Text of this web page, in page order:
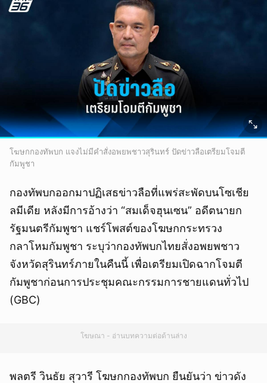
โฆษกกองทัพบก แจงไม่มีคำสั่งอพยพชาวสุรินทร์ ปัดข่าวลือเตรียมโจมตี
กัมพูชา
กองทัพบกออกมาปฏิเสธข่าวลือที่แพร่สะพัดบนโซเชีย
ลมีเดีย หลังมีการอ้างว่า “สมเด็จฮุนเซน” อดีตนายก
รัฐมนตรีกัมพูชา แชร์โพสต์ของโฆษกกระทรวง
กลาโหมกัมพูชา ระบุว่ากองทัพบกไทยสั่งอพยพชาว
จังหวัดสุรินทร์ภายในคืนนี้ เพื่อเตรียมเปิดฉากโจมตี
กัมพูชาก่อนการประชุมคณะกรรมการชายแดนทั่วไป
(GBC)
โฆษณา - อ่านบทความต่อด้านล่าง
พลตรี วินธัย สุวารี โฆษกกองทัพบก ยืนยันว่า ข่าวดัง